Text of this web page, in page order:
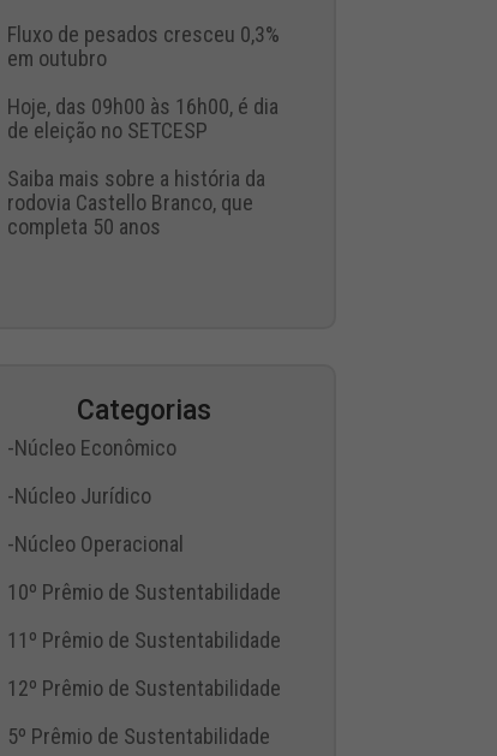
Fluxo de pesados cresceu 0,3%
em outubro
Hoje, das 09h00 às 16h00, é dia
de eleição no SETCESP
Saiba mais sobre a história da
rodovia Castello Branco, que
completa 50 anos
Categorias
-Núcleo Econômico
-Núcleo Jurídico
-Núcleo Operacional
10º Prêmio de Sustentabilidade
11º Prêmio de Sustentabilidade
12º Prêmio de Sustentabilidade
5º Prêmio de Sustentabilidade